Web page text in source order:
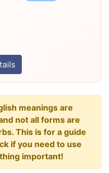
meanings are
not all forms are
This is for a guide
if you need to use
important!